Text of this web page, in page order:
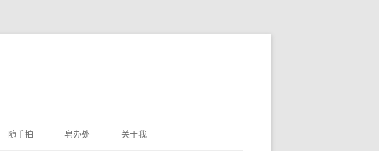
随手拍 皂办处 关于我